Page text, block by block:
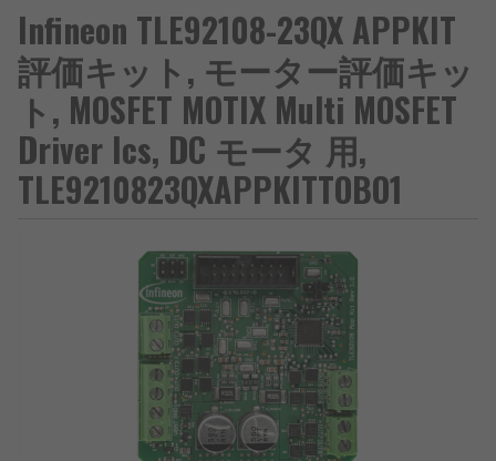
Infineon TLE92108-23QX APPKIT
評価キット, モーター評価キッ
ト, MOSFET MOTIX Multi MOSFET
Driver Ics, DC モータ 用,
TLE9210823QXAPPKITTOBO1